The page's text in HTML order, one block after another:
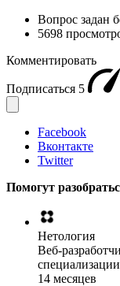
Вопрос задан
5698
Комментировать
Подписаться 5
Facebook
Вконтакте
Twitter
Помогут
Нетология
Веб-
специализации
14 месяцев